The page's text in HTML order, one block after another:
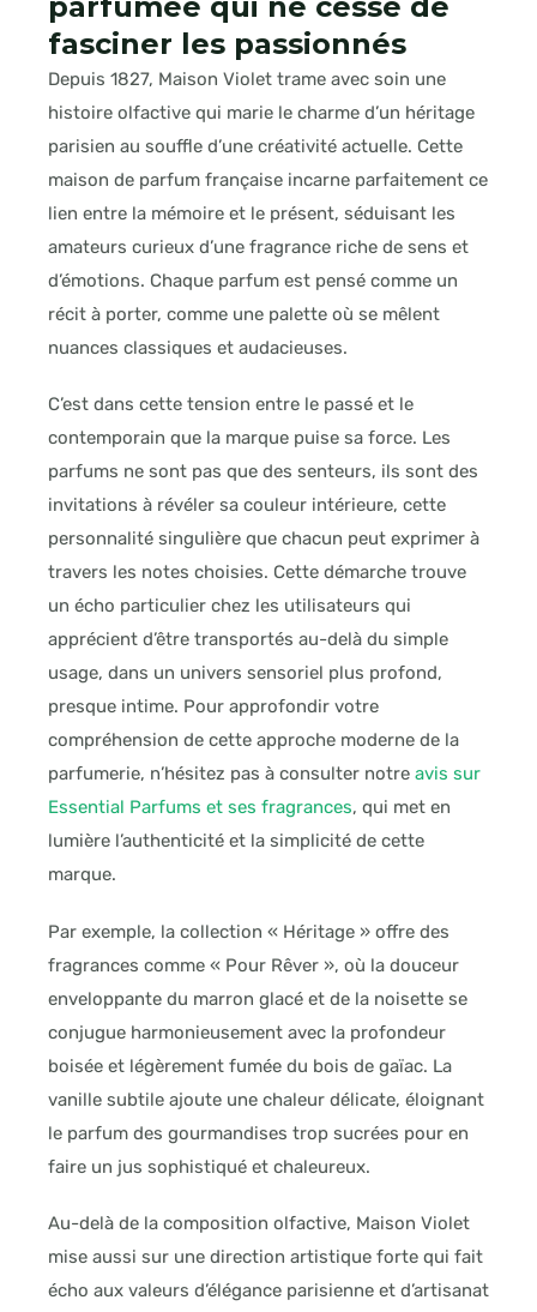
fasciner les passionnés
Depuis 1827, Maison Violet trame avec soin une
histoire olfactive qui marie le charme d’un héritage
parisien au souffle d’une créativité actuelle. Cette
maison de parfum française incarne parfaitement ce
lien entre la mémoire et le présent, séduisant les
amateurs curieux d’une fragrance riche de sens et
d’émotions. Chaque parfum est pensé comme un
récit à porter, comme une palette où se mêlent
nuances classiques et audacieuses.
C’est dans cette tension entre le passé et le
contemporain que la marque puise sa force. Les
parfums ne sont pas que des senteurs, ils sont des
invitations à révéler sa couleur intérieure, cette
personnalité singulière que chacun peut exprimer à
travers les notes choisies. Cette démarche trouve
un écho particulier chez les utilisateurs qui
apprécient d’être transportés au-delà du simple
usage, dans un univers sensoriel plus profond,
presque intime. Pour approfondir votre
compréhension de cette approche moderne de la
parfumerie, n’hésitez pas à consulter notre avis sur
Essential Parfums et ses fragrances, qui met en
lumière l’authenticité et la simplicité de cette
marque.
Par exemple, la collection « Héritage » offre des
fragrances comme « Pour Rêver », où la douceur
enveloppante du marron glacé et de la noisette se
conjugue harmonieusement avec la profondeur
boisée et légèrement fumée du bois de gaïac. La
vanille subtile ajoute une chaleur délicate, éloignant
le parfum des gourmandises trop sucrées pour en
faire un jus sophistiqué et chaleureux.
Au-delà de la composition olfactive, Maison Violet
mise aussi sur une direction artistique forte qui fait
écho aux valeurs d’élégance parisienne et d’artisanat